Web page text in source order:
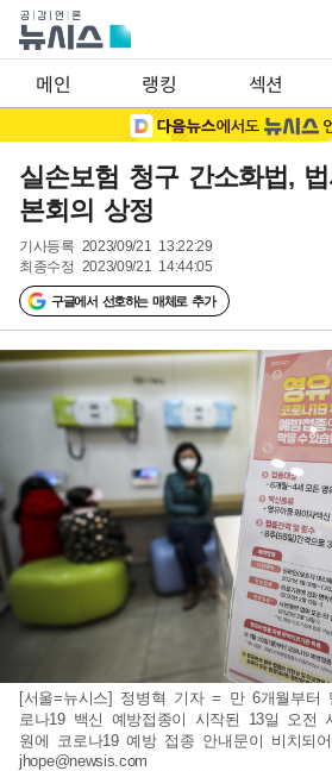
메인 랭킹 섹션
실손보험 청구 간소화법,
본회의 상정
기사등록 2023/09/21 13:22:29
최종수정 2023/09/21 14:44:05
구글에서 선호하는 매체로 추가
[서울=뉴시스] 정병혁 기자 = 만 6개월부
로나19 백신 예방접종이 시작된 13일 오전
원에 코로나19 예방 접종 안내문이 비치되
jhope@newsis.com